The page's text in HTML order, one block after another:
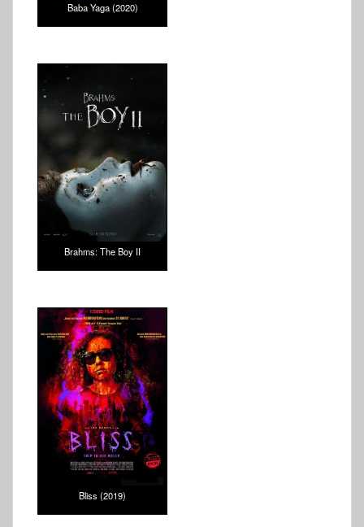
Baba Yaga (2020)
Brahms: The Boy II
Bliss (2019)